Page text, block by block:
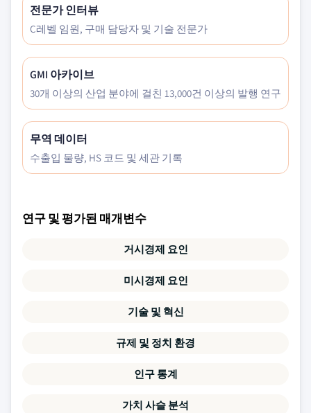
전문가 인터뷰
C레벨 임원, 구매 담당자 및 기술 전문가
GMI 아카이브
30개 이상의 산업 분야에 걸친 13,000건 이상의 발행 연구
무역 데이터
수출입 물량, HS 코드 및 세관 기록
연구 및 평가된 매개변수
거시경제 요인
미시경제 요인
기술 및 혁신
규제 및 정치 환경
인구 통계
가치 사슬 분석